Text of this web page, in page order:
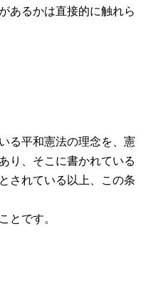
あるかは直接的に触れら
る平和憲法の理念を、憲
り、そこに書かれている
されている以上、この条
とです。